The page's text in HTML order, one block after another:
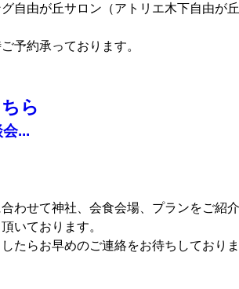
が丘サロン（アトリエ木下自由が丘
予約承っております。
ら
...
わせて神社、会食会場、プランをご紹介
いております。
たらお早めのご連絡をお待ちしておりま